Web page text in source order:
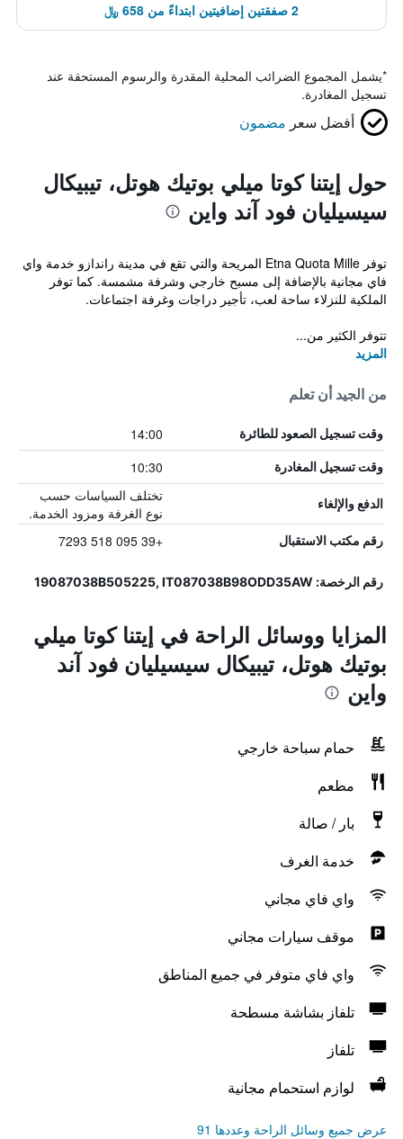
2 صفقتين إضافيتين ابتداءً من 658 ﷼
*يشمل المجموع الضرائب المحلية المقدرة والرسوم المستحقة عند
تسجيل المغادرة.
أفضل سعر مضمون
حول إيتنا كوتا ميلي بوتيك هوتل، تيبيكال
سيسيليان فود آند واين
توفر Etna Quota Mille المريحة والتي تقع في مدينة راندازو خدمة واي
فاي مجانية بالإضافة إلى مسبح خارجي وشرفة مشمسة. كما توفر
الملكية للنزلاء ساحة لعب، تأجير دراجات وغرفة اجتماعات.
تتوفر الكثير من...
المزيد
من الجيد أن تعلم
وقت تسجيل الصعود للطائرة 14:00
وقت تسجيل المغادرة 10:30
الدفع والإلغاء
تختلف السياسات حسب
نوع الغرفة ومزود الخدمة.
رقم مكتب الاستقبال +39 095 518 7293
رقم الرخصة: 19087038B505225, IT087038B98ODD35AW
المزايا ووسائل الراحة في إيتنا كوتا ميلي
بوتيك هوتل، تيبيكال سيسيليان فود آند
واين
حمام سباحة خارجي
مطعم
بار / صالة
خدمة الغرف
واي فاي مجاني
موقف سيارات مجاني
واي فاي متوفر في جميع المناطق
تلفاز بشاشة مسطحة
تلفاز
لوازم استحمام مجانية
عرض جميع وسائل الراحة وعددها 91